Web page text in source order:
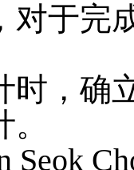
对于完
时，确
Seok